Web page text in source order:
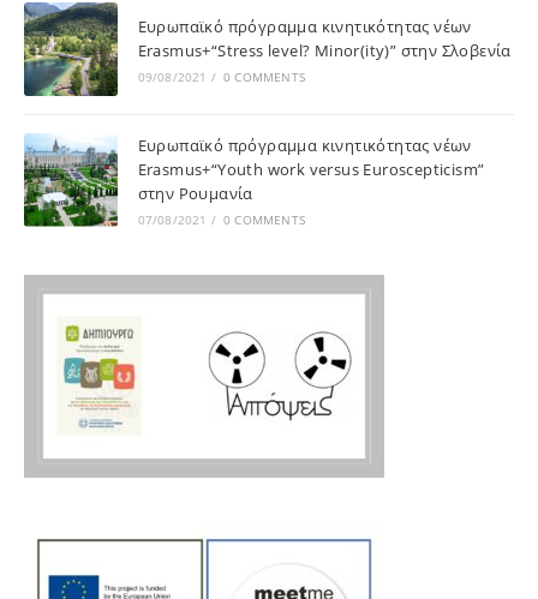
Ευρωπαϊκό πρόγραμμα κινητικότητας νέων
Erasmus+“Stress level? Minor(ity)” στην Σλοβενία
09/08/2021 / 0 COMMENTS
Ευρωπαϊκό πρόγραμμα κινητικότητας νέων
Erasmus+“Youth work versus Euroscepticism”
στην Ρουμανία
07/08/2021 / 0 COMMENTS